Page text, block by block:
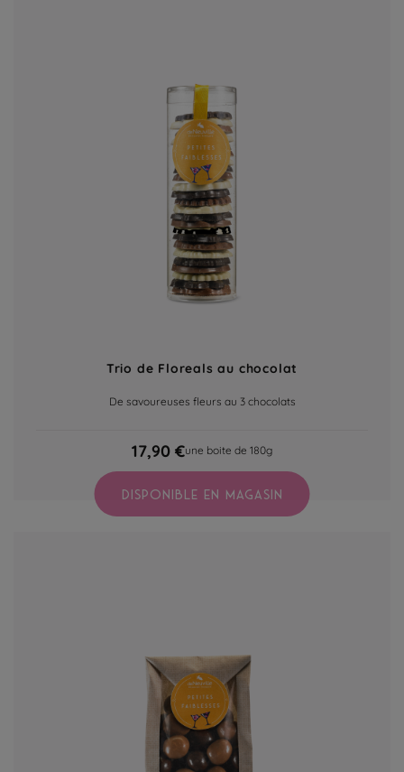
Trio de Floreals au chocolat
De savoureuses fleurs au 3 chocolats
17,90 €une boite de 180g
DISPONIBLE EN MAGASIN